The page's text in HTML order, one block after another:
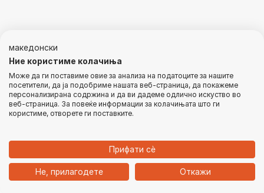
Дома Категории
македонски
Ние користиме колачиња
Може да ги поставиме овие за анализа на податоците за нашите
посетители, да ја подобриме нашата веб-страница, да покажеме
персонализирана содржина и да ви дадеме одлично искуство во
веб-страница. За повеќе информации за колачињата што ги
користиме, отворете ги поставките.
Прифати сѐ
Не, прилагодете Откажи